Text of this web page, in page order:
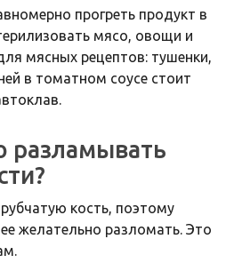
прогреть продукт в
мясо, овощи и
мясных рецептов: тушенки,
в томатном соусе стоит
разламывать
кость, поэтому
желательно разломать. Это